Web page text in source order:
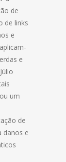
de
de links
e
e
um
de
danos e